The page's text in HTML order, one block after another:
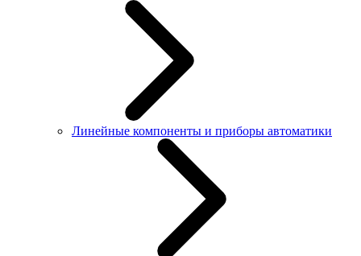
Линейные компоненты и приборы автоматики